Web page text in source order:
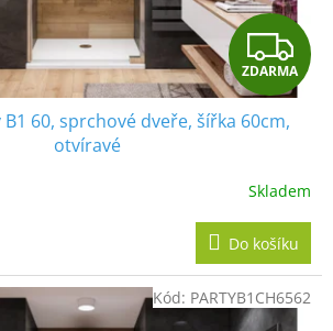
Z
D
R
M
A
ZDARMA
60, sprchové dveře, šířka 60cm,
otvíravé
Skladem
Do košíku
Kód: PARTYB1CH6562